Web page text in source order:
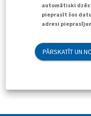
automātiski
pieprasīt šos
adresi
PĀRSKATĪT UN